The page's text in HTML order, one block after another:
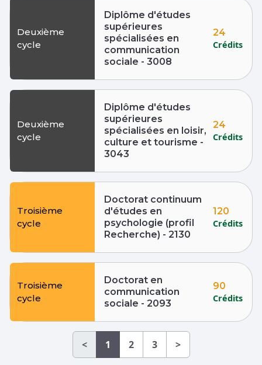
Deuxième
cycle
Diplôme d'études
supérieures
spécialisées en
communication
sociale - 3008
24
Crédits
Deuxième
cycle
Diplôme d'études
supérieures
spécialisées en loisir,
culture et tourisme -
3043
24
Crédits
Troisième
cycle
Doctorat continuum
d'études en
psychologie (profil
Recherche) - 2130
120
Crédits
Troisième
cycle
Doctorat en
communication
sociale - 2093
90
Crédits
< 1 2 3 >